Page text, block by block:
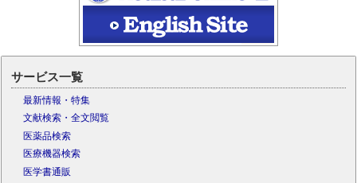
サービス一覧
最新情報・特集
文献検索・全文閲覧
医薬品検索
医療機器検索
医学書通販